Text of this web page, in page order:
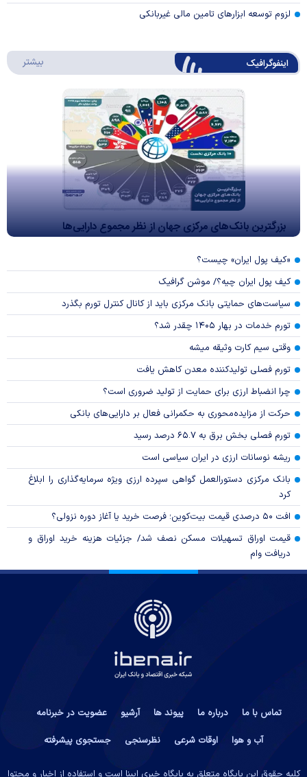
لزوم توسعه ابزارهای تامین مالی غیربانکی
اینفوگرافیک بیشتر
بزرگترین بانک‌های مرکزی جهان از نظر مجموع دارایی‌ها
«کیف پول ایران» چیست؟
کیف پول ایران چیه؟/ موشن گرافیک
سیاست‌های حمایتی بانک مرکزی باید از کانال کنترل تورم بگذرد
تورم خدمات در بهار ۱۴۰۵ چقدر شد؟
وقتی سیم کارت وثیقه میشه
تورم فصلی تولیدکننده معدن کاهش یافت
چرا انضباط ارزی برای حمایت از تولید ضروری است؟
حرکت از مزایده‌محوری به حکمرانی فعال بر دارایی‌های بانکی
تورم فصلی بخش برق به ۶۵.۷ درصد رسید
ریشه نوسانات ارزی در ایران سیاسی است
بانک مرکزی دستورالعمل گواهی سپرده ارزی ویژه سرمایه‌گذاری را ابلاغ
کرد
افت ۵۰ درصدی قیمت بیت‌کوین؛ فرصت خرید یا آغاز دوره نزولی؟
قیمت اوراق تسهیلات مسکن نصف شد/ جزئیات هزینه خرید اوراق و
دریافت وام
تماس با ما درباره ما پیوند ها آرشیو
عضویت در خبرنامه
آب و هوا
اوقات شرعی نظرسنجی جستجوی پیشرفته
کلیه حقوق این پایگاه متعلق به پایگاه خبری ایبِنا است و استفاده از اخبار و محتوا